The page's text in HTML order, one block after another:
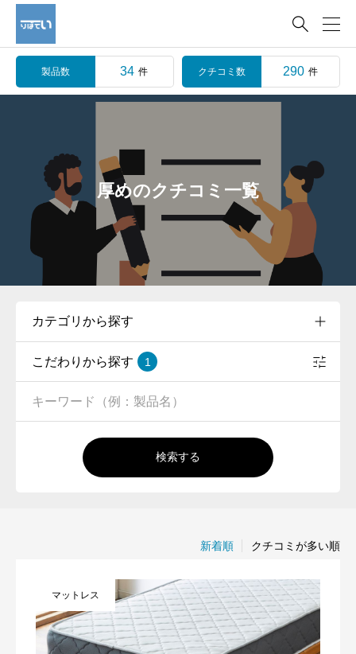

製品数 34 件 クチコミ数 290 件
厚めのクチコミ一覧
こだわりから探す 1
検索する
新着順 クチコミが多い順
マットレス